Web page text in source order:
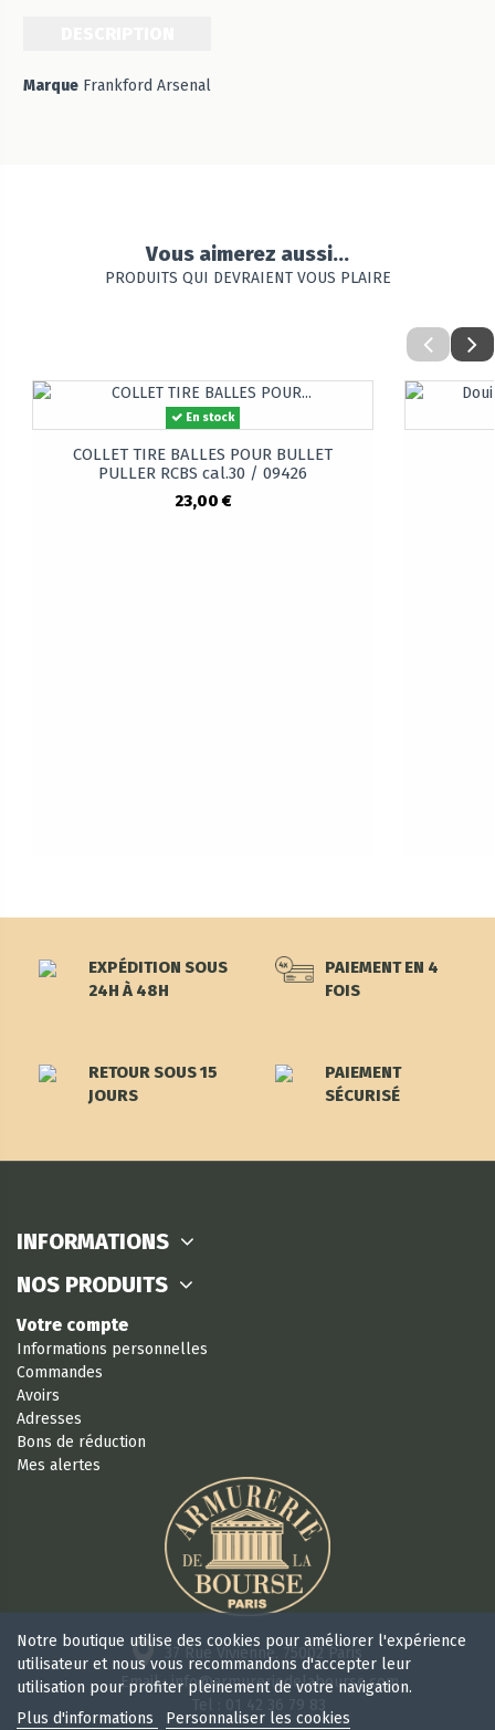
Marque Frankford Arsenal
Vous aimerez aussi...
PRODUITS QUI DEVRAIENT VOUS PLAIRE
En stock
COLLET TIRE BALLES POUR BULLET
PULLER RCBS cal.30 / 09426
23,00 €
EXPÉDITION SOUS
24H À 48H
PAIEMENT EN 4
FOIS
RETOUR SOUS 15
JOURS
PAIEMENT
SÉCURISÉ
INFORMATIONS
NOS PRODUITS
Votre compte
Informations personnelles
Commandes
Avoirs
Adresses
Bons de réduction
Mes alertes
37 Rue Vivienne, 75002 Paris
Email : info@armureriedelabourse.com
Notre boutique utilise des cookies pour améliorer l'expérience
utilisateur et nous vous recommandons d'accepter leur
utilisation pour profiter pleinement de votre navigation.
Plus d'informations
Personnaliser les cookies